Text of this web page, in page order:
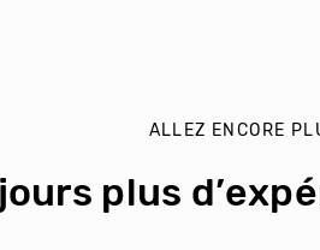
ALLEZ ENCORE
plus